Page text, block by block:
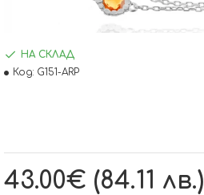
43.00€ (84.11 лв.)
НА СКЛАД
Код: G151-ARP